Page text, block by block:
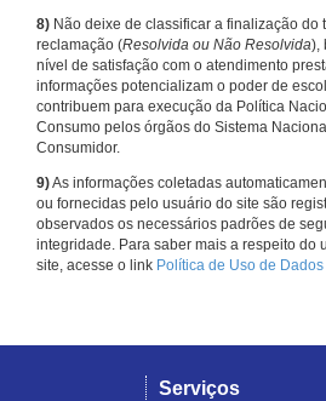
8) Não deixe de classificar a finalização do
reclamação (Resolvida ou Não Resolvida),
nível de satisfação com o atendimento
informações potencializam o poder de
contribuem para execução da Política
Consumo pelos órgãos do Sistema
Consumidor.
9)As informações coletadas
ou fornecidas pelo usuário do site são
observados os necessários padrões de
integridade. Para saber mais a respeito do
site, acesse o link Política de Uso de
Serviços